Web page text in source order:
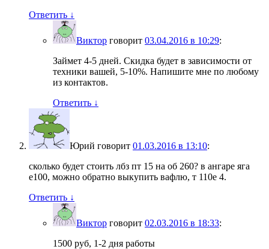
Ответить ↓
Виктор говорит 03.04.2016 в 10:29:
Займет 4-5 дней. Скидка будет в зависимости от
техники вашей, 5-10%. Напишите мне по любому
из контактов.
Ответить ↓
Юрий говорит 01.03.2016 в 13:10:
сколько будет стоить лбз пт 15 на об 260? в ангаре яга
е100, можно обратно выкупить вафлю, т 110е 4.
Ответить ↓
Виктор говорит 02.03.2016 в 18:33:
1500 руб, 1-2 дня работы